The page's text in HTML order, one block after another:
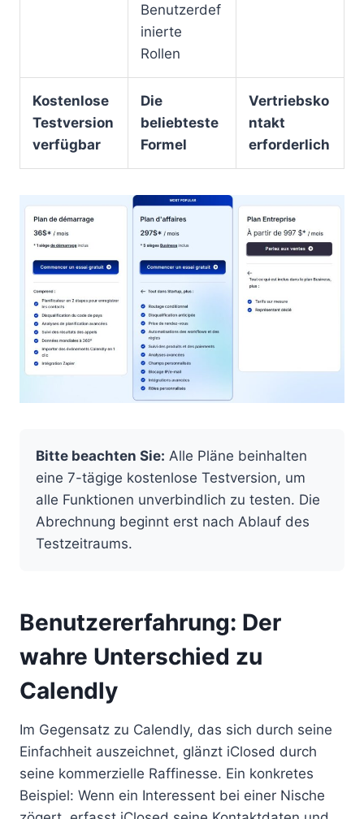
Benutzerdef
inierte
Rollen
Kostenlose
Testversion
verfügbar
Die
beliebteste
Formel
Vertriebsko
ntakt
erforderlich
Bitte beachten Sie: Alle Pläne beinhalten
eine 7-tägige kostenlose Testversion, um
alle Funktionen unverbindlich zu testen. Die
Abrechnung beginnt erst nach Ablauf des
Testzeitraums.
Benutzererfahrung: Der
wahre Unterschied zu
Calendly
Im Gegensatz zu Calendly, das sich durch seine
Einfachheit auszeichnet, glänzt iClosed durch
seine kommerzielle Raffinesse. Ein konkretes
Beispiel: Wenn ein Interessent bei einer Nische